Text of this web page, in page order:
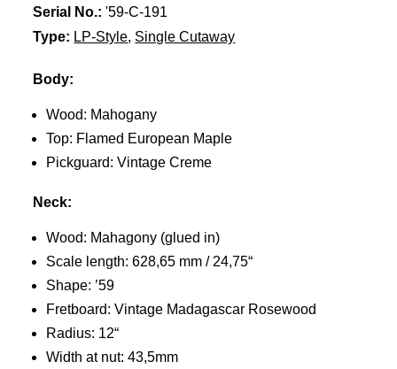
Serial No.: '59-C-191
Type: LP-Style, Single Cutaway
Body:
Wood: Mahogany
Top: Flamed European Maple
Pickguard: Vintage Creme
Neck:
Wood: Mahagony (glued in)
Scale length: 628,65 mm / 24,75“
Shape: ’59
Fretboard: Vintage Madagascar Rosewood
Radius: 12“
Width at nut: 43,5mm